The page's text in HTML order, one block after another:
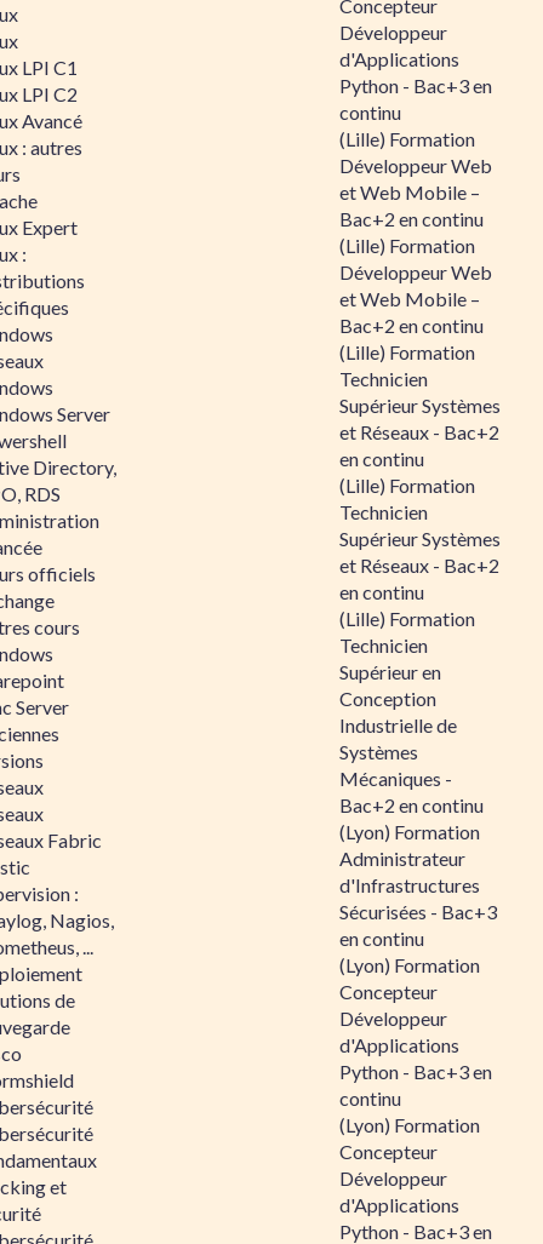
LPI C1
LPI C2
Avancé
: autres
Expert
:
Server
Directory,
RDS
officiels
cours
Server
Fabric
:
Nagios,
...
de
et
Concepteur
Développeur
d'Applications
Python - Bac+3 en
continu
(Lille) Formation
Développeur Web
et Web Mobile –
Bac+2 en continu
(Lille) Formation
Développeur Web
et Web Mobile –
Bac+2 en continu
(Lille) Formation
Technicien
Supérieur Systèmes
et Réseaux - Bac+2
en continu
(Lille) Formation
Technicien
Supérieur Systèmes
et Réseaux - Bac+2
en continu
(Lille) Formation
Technicien
Supérieur en
Conception
Industrielle de
Systèmes
Mécaniques -
Bac+2 en continu
(Lyon) Formation
Administrateur
d'Infrastructures
Sécurisées - Bac+3
en continu
(Lyon) Formation
Concepteur
Développeur
d'Applications
Python - Bac+3 en
continu
(Lyon) Formation
Concepteur
Développeur
d'Applications
Python - Bac+3 en